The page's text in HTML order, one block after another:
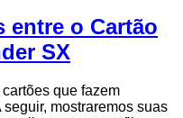
entre o Cartão
SX
que fazem
mostraremos suas